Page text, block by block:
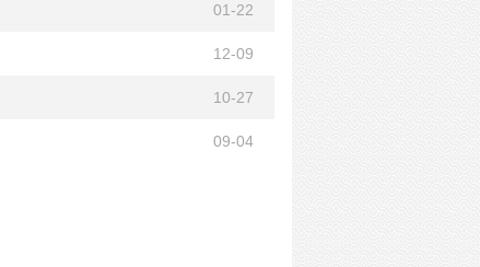
01-22
12-09
10-27
09-04